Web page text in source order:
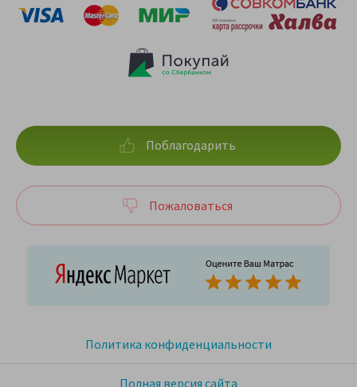
Политика конфиденциальности
Полная версия сайта
Поблагодарить
Пожаловаться